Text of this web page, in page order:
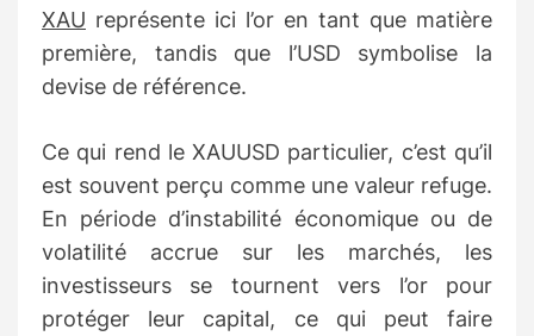
XAU représente ici l’or en tant que matière
première, tandis que l’USD symbolise la
devise de référence.
Ce qui rend le XAUUSD particulier, c’est qu’il
est souvent perçu comme une valeur refuge.
En période d’instabilité économique ou de
volatilité accrue sur les marchés, les
investisseurs se tournent vers l’or pour
protéger leur capital, ce qui peut faire